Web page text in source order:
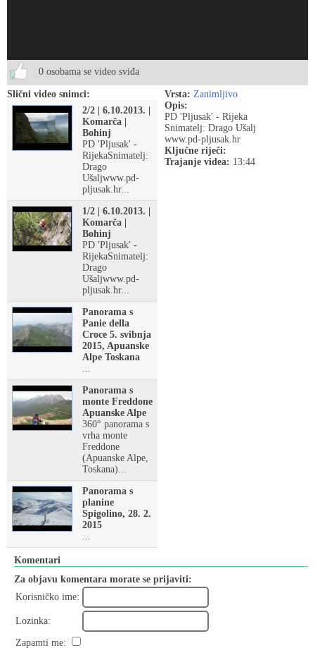
0 osobama se video sviđa
Slični video snimci:
2/2 | 6.10.2013. |
Komarča |
Bohinj
PD 'Pljusak' -
RijekaSnimatelj:
Drago
Ušaljwww.pd-
pljusak.hr...
1/2 | 6.10.2013. |
Komarča |
Bohinj
PD 'Pljusak' -
RijekaSnimatelj:
Drago
Ušaljwww.pd-
pljusak.hr...
Panorama s
Panie della
Croce 5. svibnja
2015, Apuanske
Alpe Toskana
...
Panorama s
monte Freddone
Apuanske Alpe
360° panorama s
vrha monte
Freddone
(Apuanske Alpe,
Toskana)...
Panorama s
planine
Spigolino, 28. 2.
2015
...
Vrsta: Zanimljivo
Opis:
PD 'Pljusak' - Rijeka
Snimatelj: Drago Ušalj
www.pd-pljusak.hr
Ključne riječi:
Trajanje videa: 13:44
Komentari
Za objavu komentara morate se prijaviti:
Korisničko ime:
Lozinka:
Zapamti me: